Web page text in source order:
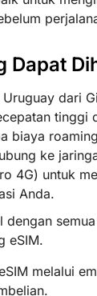
Dapat
Uruguay dari
tinggi
biaya
ke
4G) untuk
Anda.
dengan
eSIM.
melalui